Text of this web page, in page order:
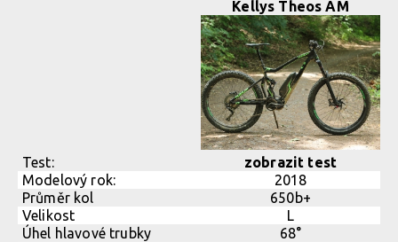
Kellys Theos AM
Test:
zobrazit test
Modelový rok:
2018
Průměr kol
650b+
Velikost
L
Úhel hlavové trubky
68°